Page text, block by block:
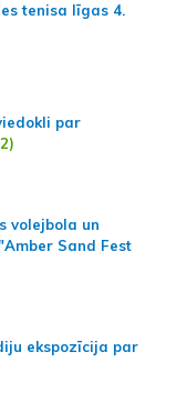
tenisa līgas 4.
par
volejbola un
Sand Fest
ekspozīcija par